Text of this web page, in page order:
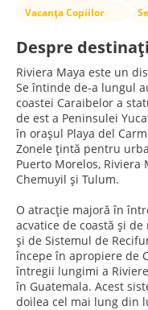
Vacanța Copiilor
Despre
Riviera Maya este un
Se întinde de-a lungul
coastei Caraibelor a
de est a Peninsulei
în orașul Playa del
Zonele țintă pentru
Puerto Morelos, Riviera
Chemuyil și Tulum.
O atracție majoră în
acvatice de coastă și
și de Sistemul de
începe în apropiere de
întregii lungimi a
în Guatemala. Acest
doilea cel mai lung din